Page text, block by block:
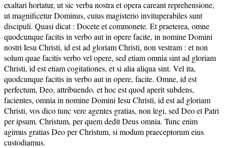
exaltari hortatur, ut sic verba nostra et opera careant reprehensione,
ut magnificetur Dominus, cuius magisterio invituperabiles sunt
discipuli. Quasi dicat : Docete et commonete. Et praeterea, omne
quodcunque facitis in verbo aut in opere facite, in nomine Domini
nostri Iesu Christi, id est ad gloriam Christi, non vestram : et non
solum quae facitis verbo vel opere, sed etiam omnia sint ad gloriam
Christi, id est etiam cogitationes, et si alia aliqua sint. Vel ita,
quodcunque facitis in verbo aut in opere, facite. Omne, id est
perfectum, Deo, attribuendo, et hoc est quod aperit subdens,
facientes, omnia in nomine Domini Iesu Christi, id est ad gloriam
Christi, vos dico tunc vere agentes gratias, non legi, sed Deo et Patri
per ipsum. Christum, per quem dedit Deus omnia. Tunc enim
agimus gratias Deo per Christum, si modum praeceptorum eius
custodiamus.